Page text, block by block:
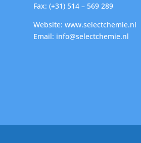
Fax: (+31) 514 – 569 289
Website: www.selectchemie.nl
Email: info@selectchemie.nl